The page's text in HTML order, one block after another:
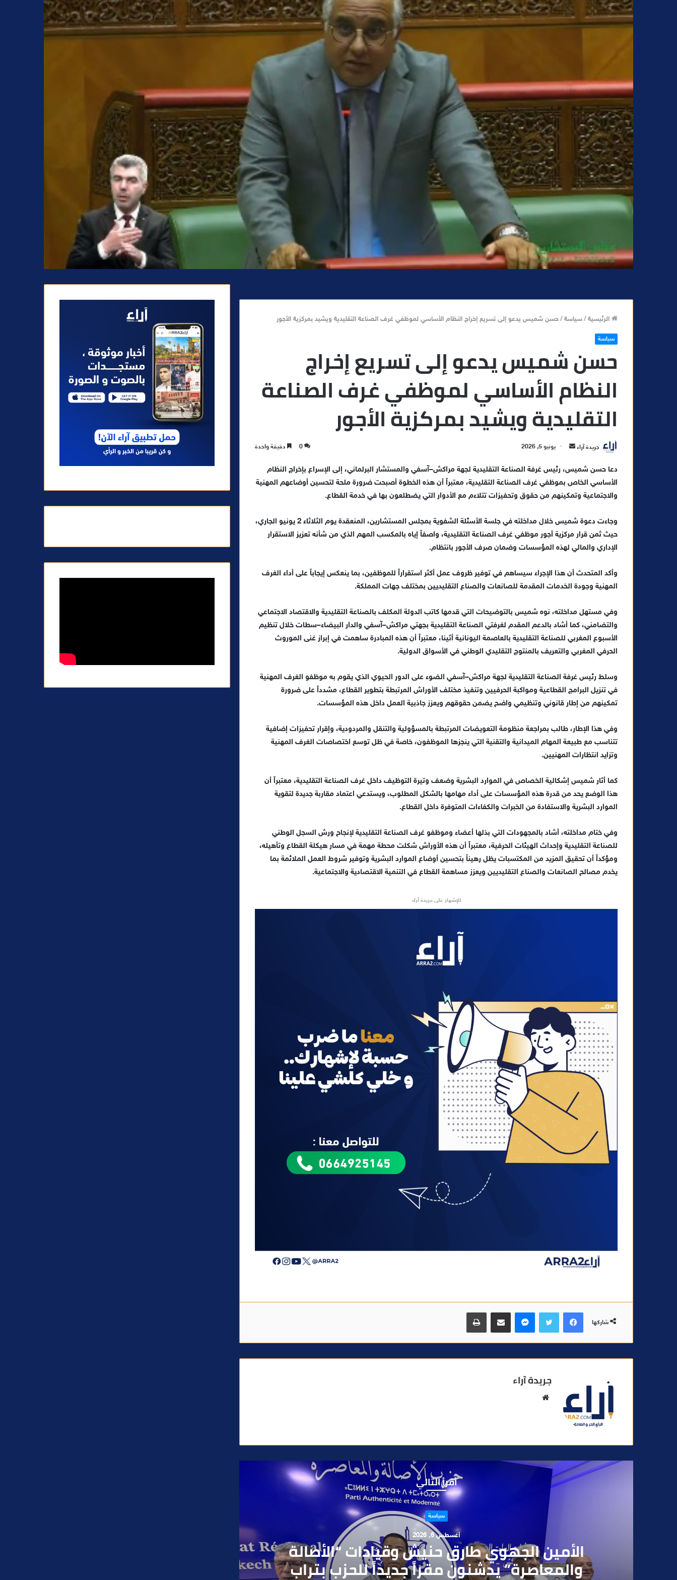
الرئيسية/سياسة/حسن شميس يدعو إلى تسريع إخراج النظام الأساسي لموظفي غرف الصناعة التقليدية ويشيد بمركزية الأجور
سياسة
حسن شميس يدعو إلى تسريع إخراج
النظام الأساسي لموظفي غرف الصناعة
التقليدية ويشيد بمركزية الأجور
جريدة آراء
س
ل
ب
ي
د
ا
و
ي
ا
يونيو 5, 2026 0 دقيقة واحدة
دعا حسن شميس، رئيس غرفة الصناعة التقليدية لجهة مراكش–آسفي والمستشار البرلماني، إلى الإسراع بإخراج النظام
الأساسي الخاص بموظفي غرف الصناعة التقليدية، معتبراً أن هذه الخطوة أصبحت ضرورة ملحة لتحسين أوضاعهم المهنية
والاجتماعية وتمكينهم من حقوق وتحفيزات تتلاءم مع الأدوار التي يضطلعون بها في خدمة القطاع.
وجاءت دعوة شميس خلال مداخلته في جلسة الأسئلة الشفوية بمجلس المستشارين، المنعقدة يوم الثلاثاء 2 يونيو الجاري،
حيث ثمن قرار مركزية أجور موظفي غرف الصناعة التقليدية، واصفاً إياه بالمكسب المهم الذي من شأنه تعزيز الاستقرار
الإداري والمالي لهذه المؤسسات وضمان صرف الأجور بانتظام.
وأكد المتحدث أن هذا الإجراء سيساهم في توفير ظروف عمل أكثر استقراراً للموظفين، بما ينعكس إيجاباً على أداء الغرف
المهنية وجودة الخدمات المقدمة للصانعات والصناع التقليديين بمختلف جهات المملكة.
وفي مستهل مداخلته، نوه شميس بالتوضيحات التي قدمها كاتب الدولة المكلف بالصناعة التقليدية والاقتصاد الاجتماعي
والتضامني، كما أشاد بالدعم المقدم لغرفتي الصناعة التقليدية بجهتي مراكش–آسفي والدار البيضاء–سطات خلال تنظيم
الأسبوع المغربي للصناعة التقليدية بالعاصمة اليونانية أثينا، معتبراً أن هذه المبادرة ساهمت في إبراز غنى الموروث
الحرفي المغربي والتعريف بالمنتوج التقليدي الوطني في الأسواق الدولية.
وسلط رئيس غرفة الصناعة التقليدية لجهة مراكش–آسفي الضوء على الدور الحيوي الذي يقوم به موظفو الغرف المهنية
في تنزيل البرامج القطاعية ومواكبة الحرفيين وتنفيذ مختلف الأوراش المرتبطة بتطوير القطاع، مشدداً على ضرورة
تمكينهم من إطار قانوني وتنظيمي واضح يضمن حقوقهم ويعزز جاذبية العمل داخل هذه المؤسسات.
وفي هذا الإطار، طالب بمراجعة منظومة التعويضات المرتبطة بالمسؤولية والتنقل والمردودية، وإقرار تحفيزات إضافية
تتناسب مع طبيعة المهام الميدانية والتقنية التي ينجزها الموظفون، خاصة في ظل توسع اختصاصات الغرف المهنية
وتزايد انتظارات المهنيين.
كما أثار شميس إشكالية الخصاص في الموارد البشرية وضعف وتيرة التوظيف داخل غرف الصناعة التقليدية، معتبراً أن
هذا الوضع يحد من قدرة هذه المؤسسات على أداء مهامها بالشكل المطلوب، ويستدعي اعتماد مقاربة جديدة لتقوية
الموارد البشرية والاستفادة من الخبرات والكفاءات المتوفرة داخل القطاع.
وفي ختام مداخلته، أشاد بالمجهودات التي بذلها أعضاء وموظفو غرف الصناعة التقليدية لإنجاح ورش السجل الوطني
للصناعة التقليدية وإحداث الهيئات الحرفية، معتبراً أن هذه الأوراش شكلت محطة مهمة في مسار هيكلة القطاع وتأهيله،
ومؤكداً أن تحقيق المزيد من المكتسبات يظل رهيناً بتحسين أوضاع الموارد البشرية وتوفير شروط العمل الملائمة بما
يخدم مصالح الصانعات والصناع التقليديين ويعزز مساهمة القطاع في التنمية الاقتصادية والاجتماعية.
للإشهار على جريدة آراء
شاركها
فيسبوك
جريدة آراء
ا
و
أقرأ التالي
حوادث
أغسطس 4, 2026
بعد تداول فيديو يوثق العملية.. أمن مراكش يطيح
بقاصر مشتبه في تورطه في سرقة مسلحة..